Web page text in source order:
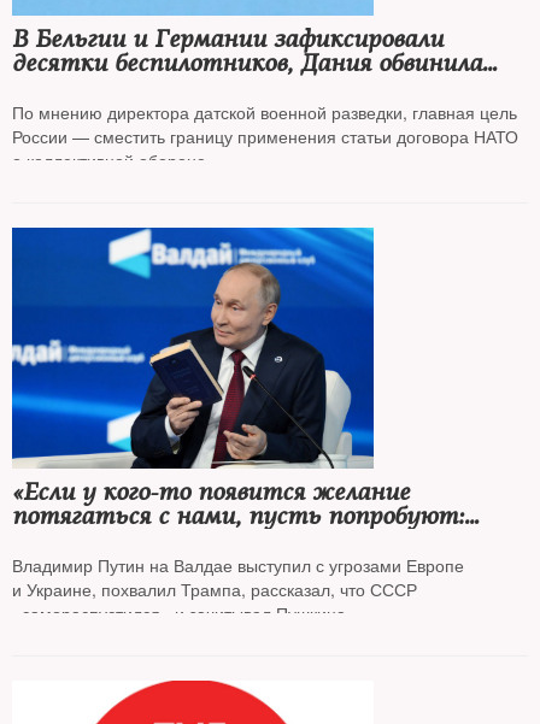
В Бельгии и Германии зафиксировали
десятки беспилотников, Дания обвинила
По мнению директора датской военной разведки, главная цель
России — сместить границу применения статьи договора НАТО
о коллективной обороне
«Если у кого-то появится желание
потягаться с нами, пусть попробуют:
Владимир Путин на Валдае выступил с угрозами Европе
и Украине, похвалил Трампа, рассказал, что СССР
«самораспустился» и зачитывал Пушкина